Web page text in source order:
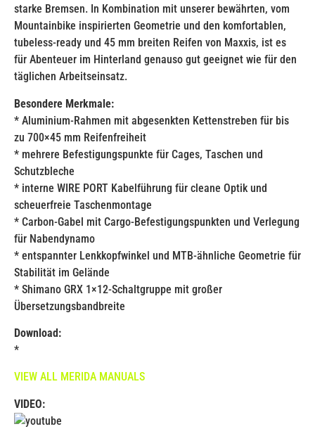
starke Bremsen. In Kombination mit unserer bewährten, vom
Mountainbike inspirierten Geometrie und den komfortablen,
tubeless-ready und 45 mm breiten Reifen von Maxxis, ist es
für Abenteuer im Hinterland genauso gut geeignet wie für den
täglichen Arbeitseinsatz.
Besondere Merkmale:
* Aluminium-Rahmen mit abgesenkten Kettenstreben für bis
zu 700×45 mm Reifenfreiheit
* mehrere Befestigungspunkte für Cages, Taschen und
Schutzbleche
* interne WIRE PORT Kabelführung für cleane Optik und
scheuerfreie Taschenmontage
* Carbon-Gabel mit Cargo-Befestigungspunkten und Verlegung
für Nabendynamo
* entspannter Lenkkopfwinkel und MTB-ähnliche Geometrie für
Stabilität im Gelände
* Shimano GRX 1×12-Schaltgruppe mit großer
Übersetzungsbandbreite
Download:
*
VIEW ALL MERIDA MANUALS
VIDEO: